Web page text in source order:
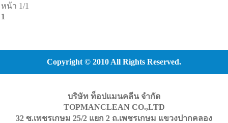
หน้า 1/1
1
Copyright © 2010 All Rights Reserved.
บริษัท ท็อปแมนคลีน จำกัด
TOPMANCLEAN CO.,LTD
32 ซ.เพชรเกษม 25/2 แยก 2 ถ.เพชรเกษม แขวงปากคลอง